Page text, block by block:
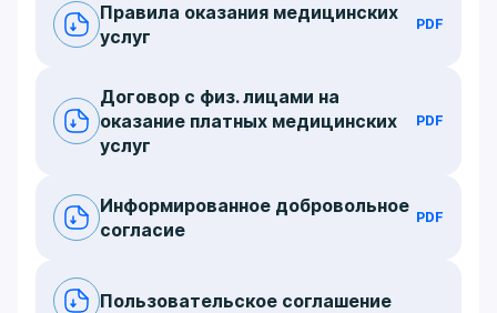
Правила оказания медицинских
услуг
PDF
Договор с физ. лицами на
оказание платных медицинских
услуг
PDF
Информированное добровольное
согласие
PDF
Пользовательское соглашение